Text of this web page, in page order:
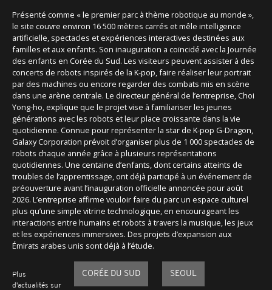
Présenté comme « le premier parc à thème robotique au monde »,
le site couvre environ 16 500 mètres carrés et mêle intelligence
artificielle, spectacles et expériences interactives destinées aux
familles et aux enfants. Son inauguration a coïncidé avec la Journée
des enfants en Corée du Sud. Les visiteurs peuvent assister à des
concerts de robots inspirés de la K-pop, faire réaliser leur portrait
par des machines ou encore regarder des combats mis en scène
dans une arène centrale. Le directeur général de l’entreprise, Choi
Yong-ho, explique que le projet vise à familiariser les jeunes
générations avec les robots et leur place croissante dans la vie
quotidienne. Connue pour représenter la star de K-pop G-Dragon,
Galaxy Corporation prévoit d’organiser plus de 1 000 spectacles de
robots chaque année grâce à plusieurs représentations
quotidiennes. Une centaine d’enfants, dont certains atteints de
troubles de l’apprentissage, ont déjà participé à un événement de
préouverture avant l’inauguration officielle annoncée pour août
2026. L’entreprise affirme vouloir faire du parc un espace culturel
plus qu’une simple vitrine technologique, en encourageant les
interactions entre humains et robots à travers la musique, les jeux
et les expériences immersives. Des projets d’expansion aux
Émirats arabes unis sont déjà à l’étude.
Plus
d'actualités sur
CORÉE DU SUD SEOUL